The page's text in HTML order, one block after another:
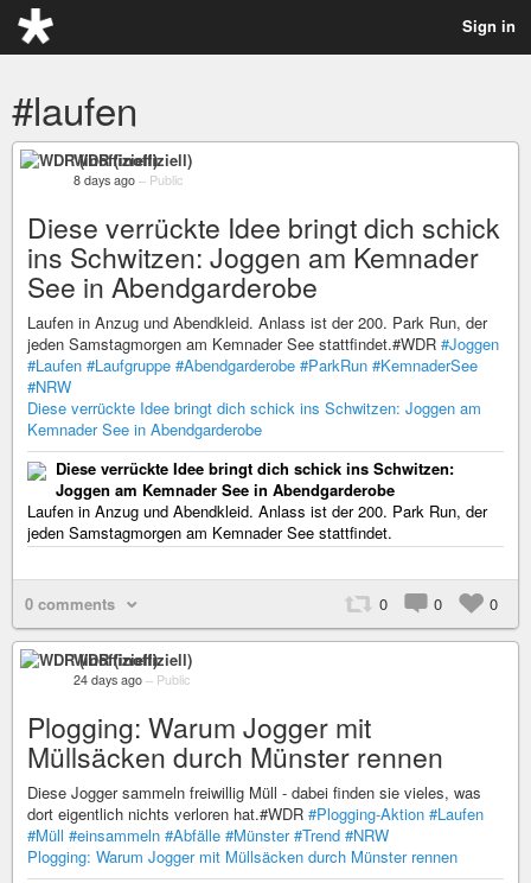
Sign in
#laufen
WDR (inoffiziell)
8 days ago – Public
Diese verrückte Idee bringt dich schick
ins Schwitzen: Joggen am Kemnader
See in Abendgarderobe
Laufen in Anzug und Abendkleid. Anlass ist der 200. Park Run, der
jeden Samstagmorgen am Kemnader See stattfindet.#WDR #Joggen
#Laufen #Laufgruppe #Abendgarderobe #ParkRun #KemnaderSee
#NRW
Diese verrückte Idee bringt dich schick ins Schwitzen: Joggen am
Kemnader See in Abendgarderobe
Diese verrückte Idee bringt dich schick ins Schwitzen:
Joggen am Kemnader See in Abendgarderobe
Laufen in Anzug und Abendkleid. Anlass ist der 200. Park Run, der
jeden Samstagmorgen am Kemnader See stattfindet.
0 comments 0 0 0
WDR (inoffiziell)
24 days ago – Public
Plogging: Warum Jogger mit
Müllsäcken durch Münster rennen
Diese Jogger sammeln freiwillig Müll - dabei finden sie vieles, was
dort eigentlich nichts verloren hat.#WDR #Plogging-Aktion #Laufen
#Müll #einsammeln #Abfälle #Münster #Trend #NRW
Plogging: Warum Jogger mit Müllsäcken durch Münster rennen